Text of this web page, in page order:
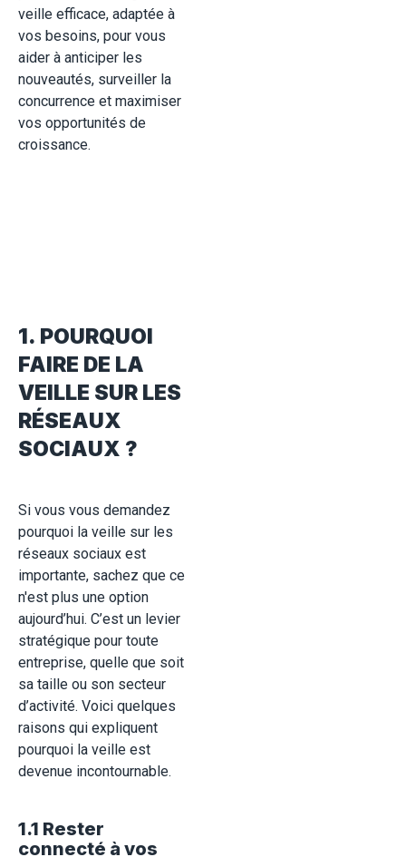
veille efficace, adaptée à
vos besoins, pour vous
aider à anticiper les
nouveautés, surveiller la
concurrence et maximiser
vos opportunités de
croissance.
1. POURQUOI
FAIRE DE LA
VEILLE SUR LES
RÉSEAUX
SOCIAUX ?
Si vous vous demandez
pourquoi la veille sur les
réseaux sociaux est
importante, sachez que ce
n'est plus une option
aujourd’hui. C’est un levier
stratégique pour toute
entreprise, quelle que soit
sa taille ou son secteur
d’activité. Voici quelques
raisons qui expliquent
pourquoi la veille est
devenue incontournable.
1.1 Rester
connecté à vos